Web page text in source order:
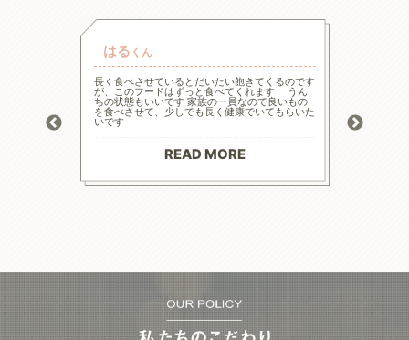
はる くん
長く食べさせているとだいたい飽きてくるのです
が、このフードはずっと食べてくれます うん
ちの状態もいいです 家族の一員なので良いもの
を食べさせて、少しでも長く健康でいてもらいた
いです
READ MORE